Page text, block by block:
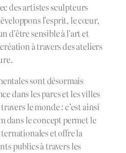
des artistes sculpteurs
l’esprit, le cœur,
d’être sensible à l’art et
création à travers des ateliers
sont désormais
dans les parcs et les villes
le monde : c’est ainsi
dans le concept permet le
et offre la
publics à travers les